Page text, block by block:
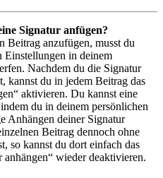
Signatur anfügen?
Beitrag anzufügen, musst du
Einstellungen in deinem
Nachdem du die Signatur
kannst du in jedem Beitrag das
aktivieren. Du kannst eine
du in deinem persönlichen
Anhängen deiner Signatur
Beitrag dennoch ohne
so kannst du dort einfach das
wieder deaktivieren.